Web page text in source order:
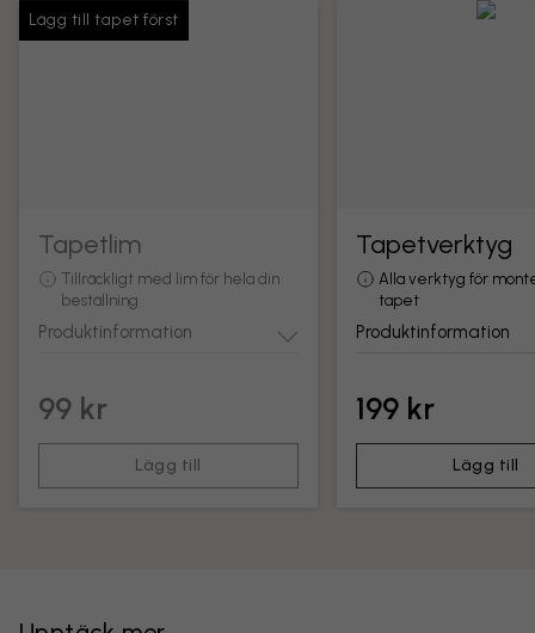
Lägg till tapet först
Tapetlim
Tillräckligt med lim för hela din
beställning
Produktinformation
99 kr
Lägg till
Tapetverktyg
Alla verktyg för
tapet
Produktinformation
199 kr
Lägg till